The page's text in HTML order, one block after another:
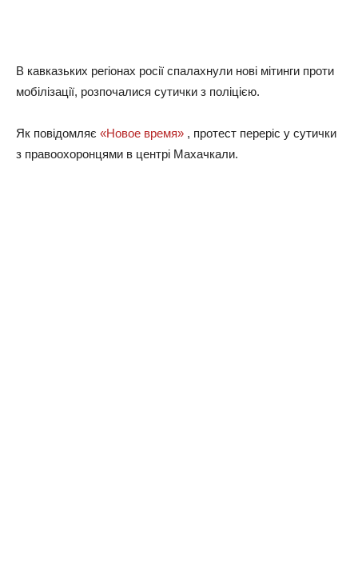
В кавказьких регіонах росії спалахнули нові мітинги проти
мобілізації, розпочалися сутички з поліцією.
Як повідомляє «Новое время» , протест переріс у сутички
з правоохоронцями в центрі Махачкали.